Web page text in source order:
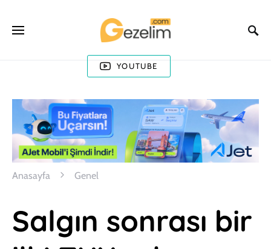
YOUTUBE
Anasayfa Genel
Salgın sonrası bir